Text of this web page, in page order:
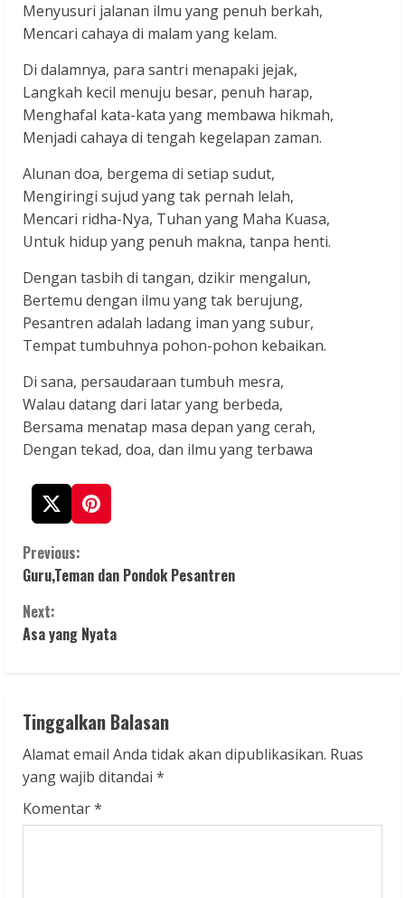
Menyusuri jalanan ilmu yang penuh berkah,
Mencari cahaya di malam yang kelam.
Di dalamnya, para santri menapaki jejak,
Langkah kecil menuju besar, penuh harap,
Menghafal kata-kata yang membawa hikmah,
Menjadi cahaya di tengah kegelapan zaman.
Alunan doa, bergema di setiap sudut,
Mengiringi sujud yang tak pernah lelah,
Mencari ridha-Nya, Tuhan yang Maha Kuasa,
Untuk hidup yang penuh makna, tanpa henti.
Dengan tasbih di tangan, dzikir mengalun,
Bertemu dengan ilmu yang tak berujung,
Pesantren adalah ladang iman yang subur,
Tempat tumbuhnya pohon-pohon kebaikan.
Di sana, persaudaraan tumbuh mesra,
Walau datang dari latar yang berbeda,
Bersama menatap masa depan yang cerah,
Dengan tekad, doa, dan ilmu yang terbawa
C
o
n
i
n
u
e
Previous:
Guru,Teman dan Pondok Pesantren
Next:
Asa yang Nyata
Tinggalkan Balasan
Alamat email Anda tidak akan dipublikasikan. Ruas
yang wajib ditandai *
Komentar*